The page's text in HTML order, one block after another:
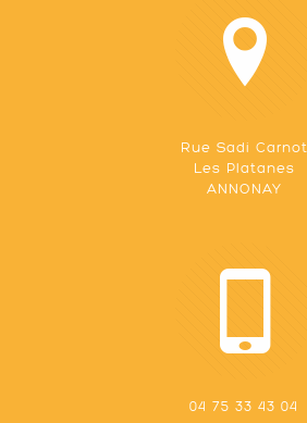
Rue Sadi Carnot
Les Platanes
ANNONAY
04 75 33 43 04